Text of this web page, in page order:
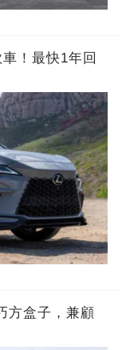
！最快1年回
方盒子，兼顧